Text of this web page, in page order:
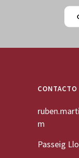
CONTACTO
m
Passeig